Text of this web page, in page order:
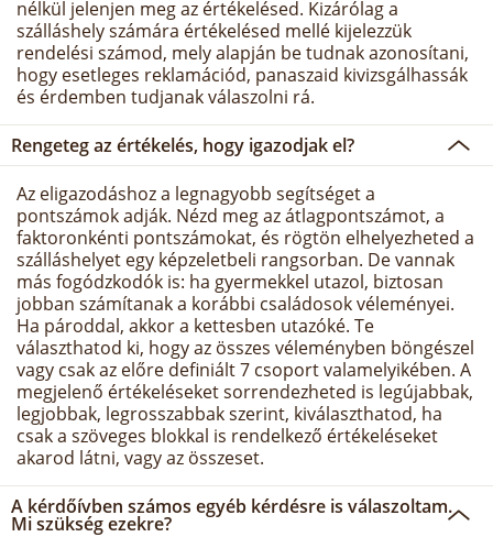
nélkül jelenjen meg az értékelésed. Kizárólag a
szálláshely számára értékelésed mellé kijelezzük
rendelési számod, mely alapján be tudnak azonosítani,
hogy esetleges reklamációd, panaszaid kivizsgálhassák
és érdemben tudjanak válaszolni rá.
Rengeteg az értékelés, hogy igazodjak el?
Az eligazodáshoz a legnagyobb segítséget a
pontszámok adják. Nézd meg az átlagpontszámot, a
faktoronkénti pontszámokat, és rögtön elhelyezheted a
szálláshelyet egy képzeletbeli rangsorban. De vannak
más fogódzkodók is: ha gyermekkel utazol, biztosan
jobban számítanak a korábbi családosok véleményei.
Ha pároddal, akkor a kettesben utazóké. Te
választhatod ki, hogy az összes véleményben böngészel
vagy csak az előre definiált 7 csoport valamelyikében. A
megjelenő értékeléseket sorrendezheted is legújabbak,
legjobbak, legrosszabbak szerint, kiválaszthatod, ha
csak a szöveges blokkal is rendelkező értékeléseket
akarod látni, vagy az összeset.
A kérdőívben számos egyéb kérdésre is válaszoltam.
Mi szükség ezekre?